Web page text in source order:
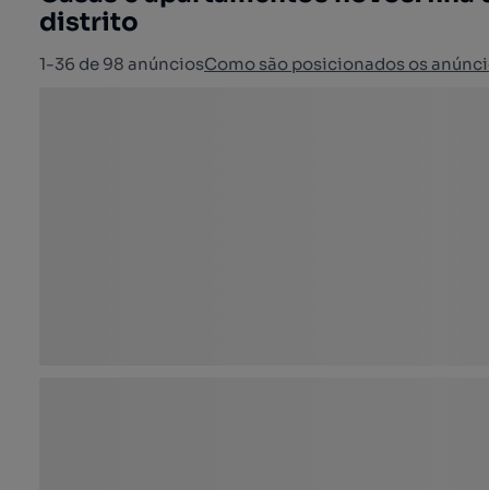
distrito
1-36 de 98 anúnciosComo são posicionados os